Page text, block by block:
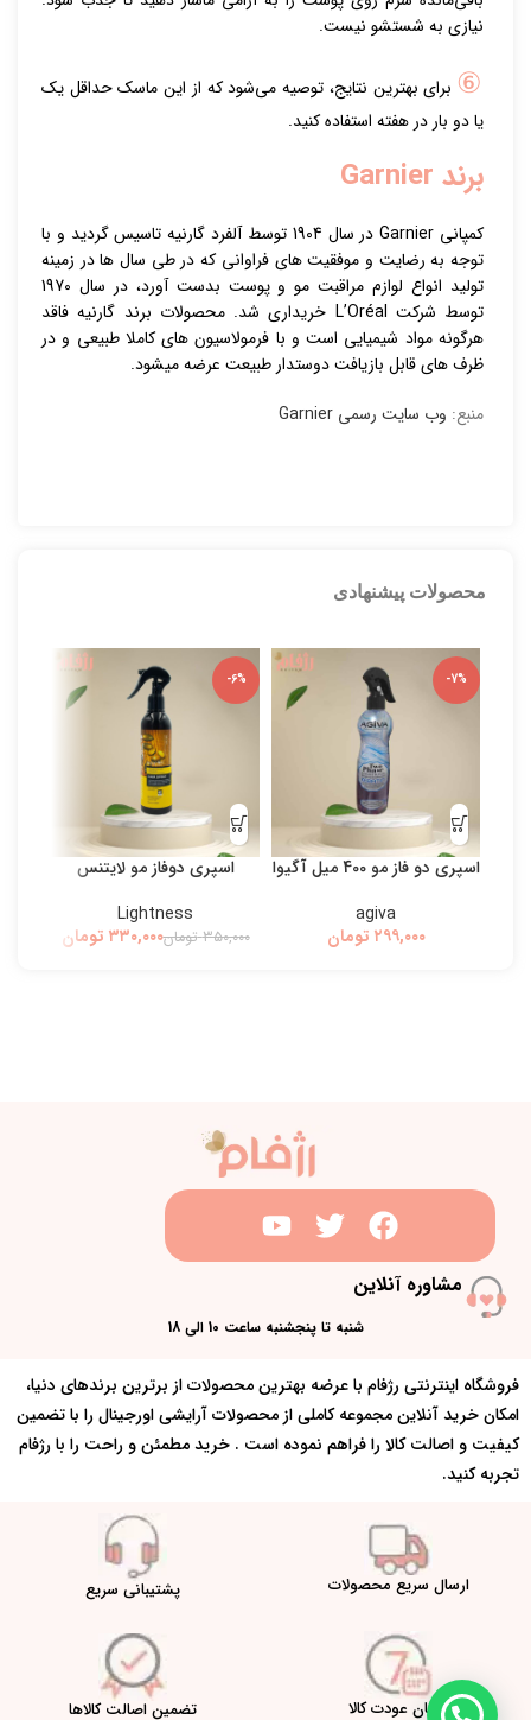
نیازی به شستشو نیست.
⑥ برای بهترین نتایج، توصیه می‌شود که از این ماسک حداقل یک
یا دو بار در هفته استفاده کنید.
برند Garnier
کمپانی Garnier در سال 1904 توسط آلفرد گارنیه تاسیس گردید و با
توجه به رضایت و موفقیت های فراوانی که در طی سال ها در زمینه
تولید انواع لوازم مراقبت مو و پوست بدست آورد، در سال 1970
توسط شرکت L’Oréal خریداری شد. محصولات برند گارنیه فاقد
هرگونه مواد شیمیایی است و با فرمولاسیون های کاملا طبیعی و در
ظرف های قابل بازیافت دوستدار طبیعت عرضه میشود.
منبع: وب سایت رسمی Garnier
محصولات پیشنهادی
-7%
اسپری دو فاز مو 400 میل آگیوا
agiva
تومان
-6%
اسپری دوفاز مو لایتنس
Lightness
۳۵۰,۰۰۰ تومان۳۳۰,۰۰۰ تومان
مشاوره آنلاین
شنبه تا پنجشنبه ساعت 10 الی 18
فروشگاه اینترنتی رژفام با عرضه بهترین محصولات از برترین برندهای دنیا،
امکان خرید آنلاین مجموعه کاملی از محصولات آرایشی اورجینال را با تضمین
کیفیت و اصالت کالا را فراهم نموده است . خرید مطمئن و راحت را با رژفام
تجربه کنید.
ارسال سریع محصولات
امکان عودت کالا
پشتیبانی سریع
تضمین اصالت کالاها